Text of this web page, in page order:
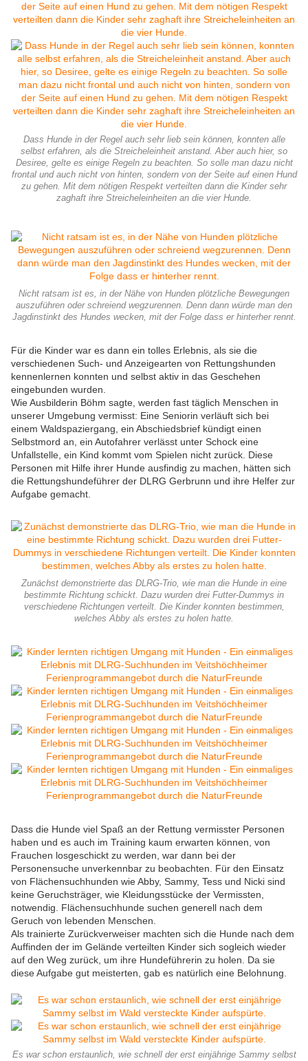
Dass Hunde in der Regel auch sehr lieb sein können, konnten alle
selbst erfahren, als die Streicheleinheit anstand. Aber auch hier, so
Desiree, gelte es einige Regeln zu beachten. So solle man dazu nicht
frontal und auch nicht von hinten, sondern von der Seite auf einen Hund
zu gehen. Mit dem nötigen Respekt verteilten dann die Kinder sehr
zaghaft ihre Streicheleinheiten an die vier Hunde.
Nicht ratsam ist es, in der Nähe von Hunden plötzliche Bewegungen
auszuführen oder schreiend wegzurennen. Denn dann würde man den
Jagdinstinkt des Hundes wecken, mit der Folge dass er hinterher rennt.
Für die Kinder war es dann ein tolles Erlebnis, als sie die
verschiedenen Such- und Anzeigearten von Rettungshunden
kennenlernen konnten und selbst aktiv in das Geschehen
eingebunden wurden.
Wie Ausbilderin Böhm sagte, werden fast täglich Menschen in
unserer Umgebung vermisst: Eine Seniorin verläuft sich bei
einem Waldspaziergang, ein Abschiedsbrief kündigt einen
Selbstmord an, ein Autofahrer verlässt unter Schock eine
Unfallstelle, ein Kind kommt vom Spielen nicht zurück. Diese
Personen mit Hilfe ihrer Hunde ausfindig zu machen, hätten sich
die Rettungshundeführer der DLRG Gerbrunn und ihre Helfer zur
Aufgabe gemacht.
Zunächst demonstrierte das DLRG-Trio, wie man die Hunde in eine
bestimmte Richtung schickt. Dazu wurden drei Futter-Dummys in
verschiedene Richtungen verteilt. Die Kinder konnten bestimmen,
welches Abby als erstes zu holen hatte.
Dass die Hunde viel Spaß an der Rettung vermisster Personen
haben und es auch im Training kaum erwarten können, von
Frauchen losgeschickt zu werden, war dann bei der
Personensuche unverkennbar zu beobachten. Für den Einsatz
von Flächensuchhunden wie Abby, Sammy, Tess und Nicki sind
keine Geruchsträger, wie Kleidungsstücke der Vermissten,
notwendig. Flächensuchhunde suchen generell nach dem
Geruch von lebenden Menschen.
Als trainierte Zurückverweiser machten sich die Hunde nach dem
Auffinden der im Gelände verteilten Kinder sich sogleich wieder
auf den Weg zurück, um ihre Hundeführerin zu holen. Da sie
diese Aufgabe gut meisterten, gab es natürlich eine Belohnung.
Es war schon erstaunlich, wie schnell der erst einjährige Sammy selbst